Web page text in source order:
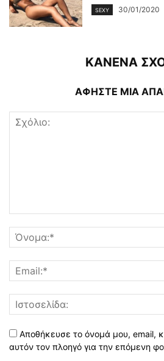
SEXY 30/01/2020
ΚΑΝΕΝΑ
ΑΦΗΣΤΕ ΜΙΑ
Αποθήκευσε το όνομά μου, email,
αυτόν τον πλοηγό για την επόμενη